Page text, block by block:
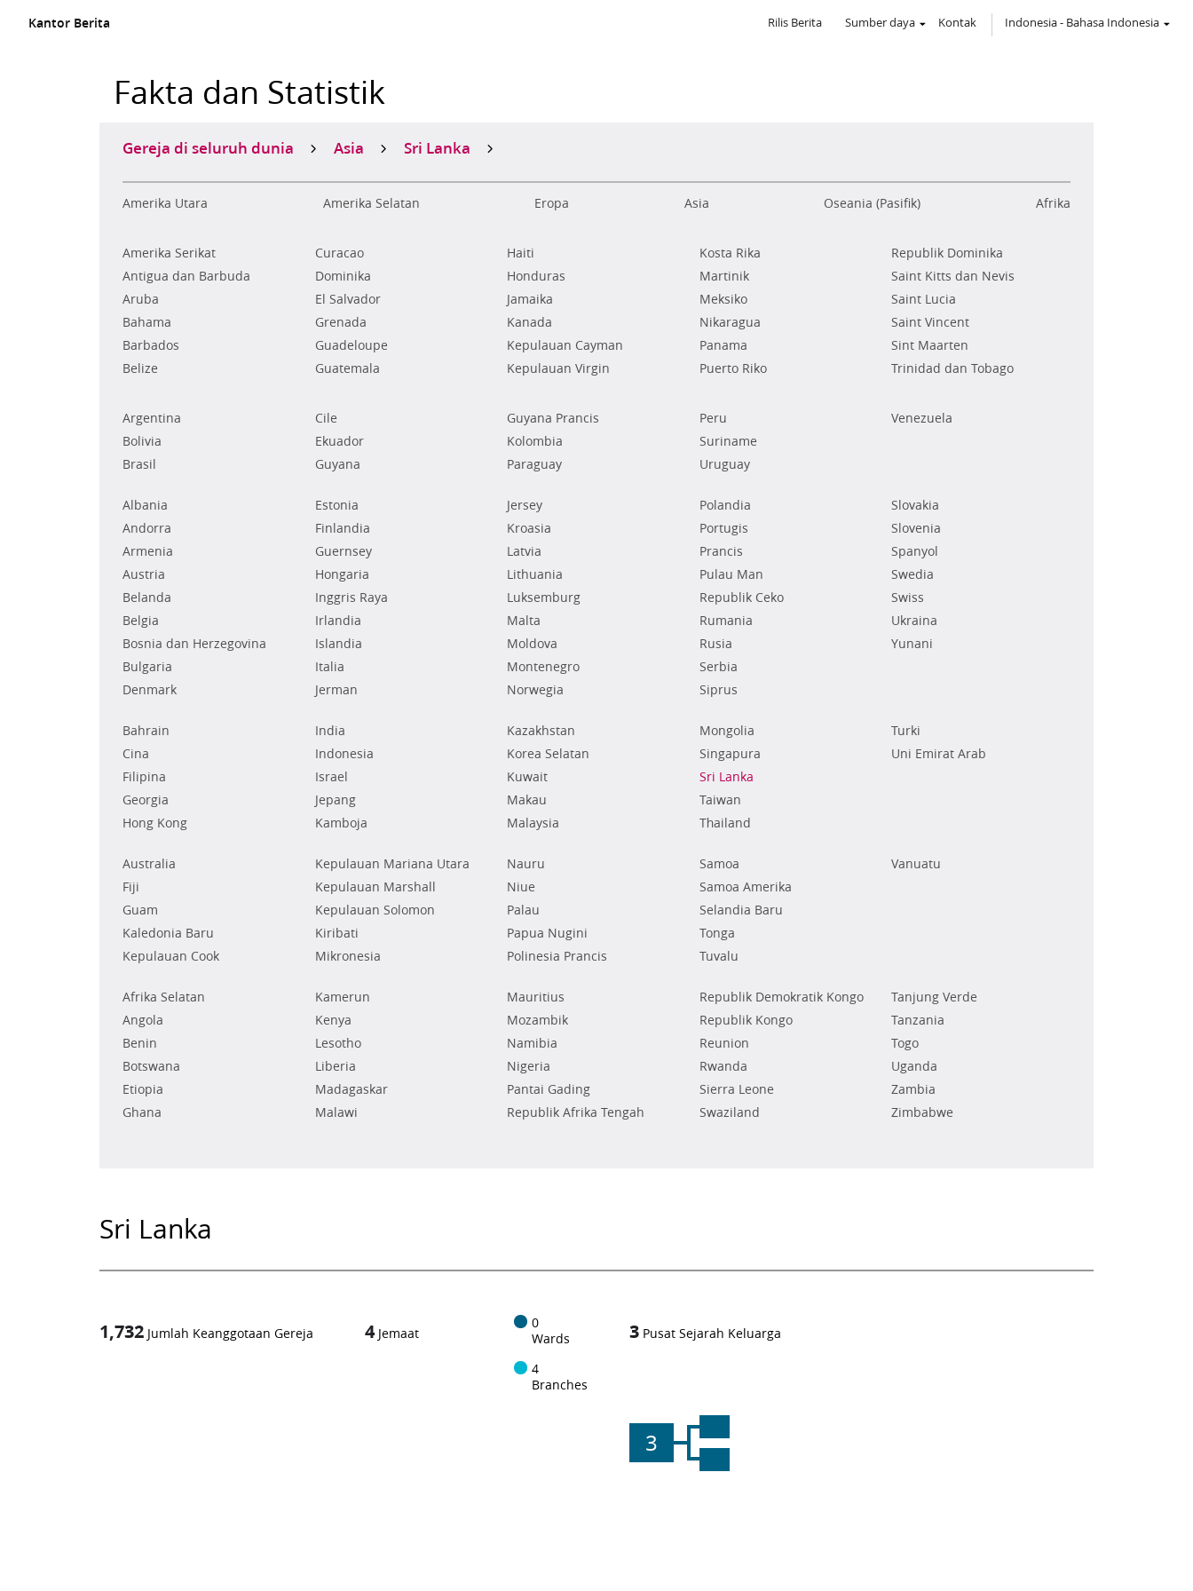
Kantor Berita Rilis Berita Sumber daya Kontak Indonesia- Bahasa Indonesia
Fakta dan Statistik
Gereja di seluruh dunia Asia Sri Lanka
Amerika Utara Amerika Selatan Eropa Asia Oseania (Pasifik) Afrika
Amerika Serikat
Antigua dan Barbuda
Aruba
Bahama
Barbados
Belize
Curacao
Dominika
El Salvador
Grenada
Guadeloupe
Guatemala
Haiti
Honduras
Jamaika
Kanada
Kepulauan Cayman
Kepulauan Virgin
Kosta Rika
Martinik
Meksiko
Nikaragua
Panama
Puerto Riko
Republik Dominika
Saint Kitts dan Nevis
Saint Lucia
Saint Vincent
Sint Maarten
Trinidad dan Tobago
Argentina
Bolivia
Brasil
Cile
Ekuador
Guyana
Guyana Prancis
Kolombia
Paraguay
Peru
Suriname
Uruguay
Venezuela
Albania
Andorra
Armenia
Austria
Belanda
Belgia
Bosnia dan Herzegovina
Bulgaria
Denmark
Estonia
Finlandia
Guernsey
Hongaria
Inggris Raya
Irlandia
Islandia
Italia
Jerman
Jersey
Kroasia
Latvia
Lithuania
Luksemburg
Malta
Moldova
Montenegro
Norwegia
Polandia
Portugis
Prancis
Pulau Man
Republik Ceko
Rumania
Rusia
Serbia
Siprus
Slovakia
Slovenia
Spanyol
Swedia
Swiss
Ukraina
Yunani
Bahrain
Cina
Filipina
Georgia
Hong Kong
India
Indonesia
Israel
Jepang
Kamboja
Kazakhstan
Korea Selatan
Kuwait
Makau
Malaysia
Mongolia
Singapura
Sri Lanka
Taiwan
Thailand
Turki
Uni Emirat Arab
Australia
Fiji
Guam
Kaledonia Baru
Kepulauan Cook
Kepulauan Mariana Utara
Kepulauan Marshall
Kepulauan Solomon
Kiribati
Mikronesia
Nauru
Niue
Palau
Papua Nugini
Polinesia Prancis
Samoa
Samoa Amerika
Selandia Baru
Tonga
Tuvalu
Vanuatu
Afrika Selatan
Angola
Benin
Botswana
Etiopia
Ghana
Kamerun
Kenya
Lesotho
Liberia
Madagaskar
Malawi
Mauritius
Mozambik
Namibia
Nigeria
Pantai Gading
Republik Afrika Tengah
Republik Demokratik Kongo
Republik Kongo
Reunion
Rwanda
Sierra Leone
Swaziland
Tanjung Verde
Tanzania
Togo
Uganda
Zambia
Zimbabwe
Sri Lanka
1,732 Jumlah Keanggotaan Gereja 4 Jemaat
0
Wards
4
Branches
3 Pusat Sejarah Keluarga
3